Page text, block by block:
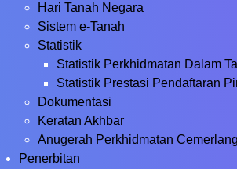
Hari Tanah Negara
Sistem e-Tanah
Statistik
Statistik Perkhidmatan Dalam
Statistik Prestasi Pendaftaran
Dokumentasi
Keratan Akhbar
Anugerah Perkhidmatan Cemerlang
Penerbitan